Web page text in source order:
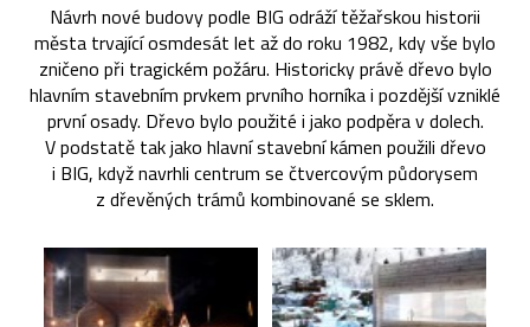
Návrh nové budovy podle BIG odráží těžařskou historii
města trvající osmdesát let až do roku 1982, kdy vše bylo
zničeno při tragickém požáru. Historicky právě dřevo bylo
hlavním stavebním prvkem prvního horníka i pozdější vzniklé
první osady. Dřevo bylo použité i jako podpěra v dolech.
V podstatě tak jako hlavní stavební kámen použili dřevo
i BIG, když navrhli centrum se čtvercovým půdorysem
z dřevěných trámů kombinované se sklem.